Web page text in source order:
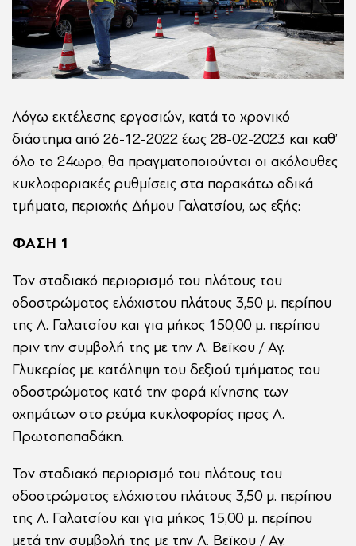
Λόγω εκτέλεσης εργασιών, κατά το χρονικό
διάστημα από 26-12-2022 έως 28-02-2023 και καθ’
όλο το 24ωρο, θα πραγματοποιούνται οι ακόλουθες
κυκλοφοριακές ρυθμίσεις στα παρακάτω οδικά
τμήματα, περιοχής Δήμου Γαλατσίου, ως εξής:
ΦΑΣΗ 1
Τον σταδιακό περιορισμό του πλάτους του
οδοστρώματος ελάχιστου πλάτους 3,50 μ. περίπου
της Λ. Γαλατσίου και για μήκος 150,00 μ. περίπου
πριν την συμβολή της με την Λ. Βεϊκου / Αγ.
Γλυκερίας με κατάληψη του δεξιού τμήματος του
οδοστρώματος κατά την φορά κίνησης των
οχημάτων στο ρεύμα κυκλοφορίας προς Λ.
Πρωτοπαπαδάκη.
Τον σταδιακό περιορισμό του πλάτους του
οδοστρώματος ελάχιστου πλάτους 3,50 μ. περίπου
της Λ. Γαλατσίου και για μήκος 15,00 μ. περίπου
μετά την συμβολή της με την Λ. Βεϊκου / Αγ.